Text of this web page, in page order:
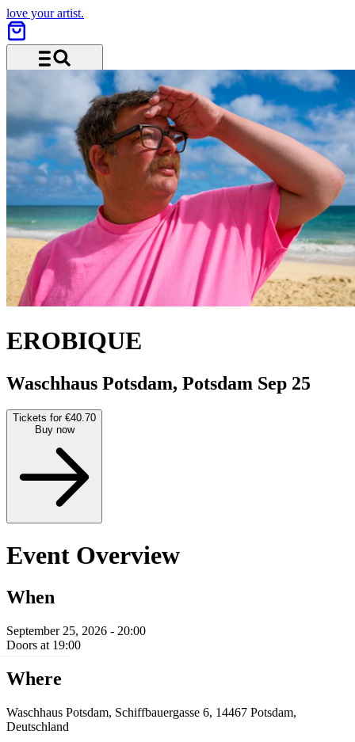
love your artist.
Menu and search
EROBIQUE
Waschhaus Potsdam, Potsdam Sep 25
Tickets for €40.70
Buy now
Event Overview
When
September 25, 2026 - 20:00
Doors at 19:00
Where
Waschhaus Potsdam, Schiffbauergasse 6, 14467 Potsdam,
Deutschland